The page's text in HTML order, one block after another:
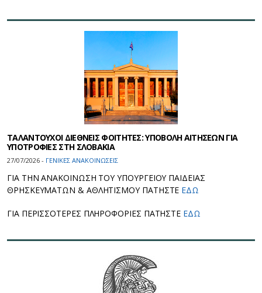
ΤΑΛΑΝΤΟΥΧΟΙ ΔΙΕΘΝΕΙΣ ΦΟΙΤΗΤΕΣ: ΥΠΟΒΟΛΗ ΑΙΤΗΣΕΩΝ ΓΙΑ
ΥΠΟΤΡΟΦΙΕΣ ΣΤΗ ΣΛΟΒΑΚΙΑ
27/07/2026 - ΓΕΝΙΚΕΣ ΑΝΑΚΟΙΝΩΣΕΙΣ
ΓΙΑ ΤΗΝ ΑΝΑΚΟΙΝΩΣΗ ΤΟΥ ΥΠΟΥΡΓΕΙΟΥ ΠΑΙΔΕΙΑΣ
ΘΡΗΣΚΕΥΜΑΤΩΝ & ΑΘΛΗΤΙΣΜΟΥ ΠΑΤΗΣΤΕ ΕΔΩ
ΓΙΑ ΠΕΡΙΣΣΟΤΕΡΕΣ ΠΛΗΡΟΦΟΡΙΕΣ ΠΑΤΗΣΤΕ ΕΔΩ